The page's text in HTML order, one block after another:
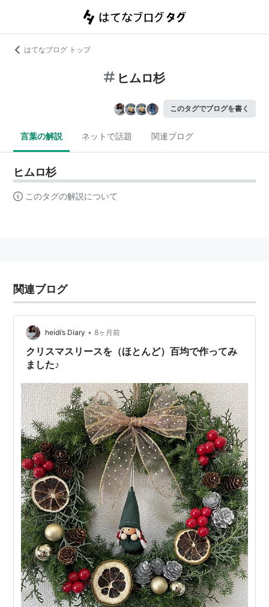
はてなブログ トップ
ヒムロ杉
このタグでブログを書く
言葉の解説 ネットで話題 関連ブログ
ヒムロ杉
このタグの解説について
関連ブログ
heidi’s Diary • 8ヶ月前
クリスマスリースを（ほとんど）百均で作ってみ
ました♪